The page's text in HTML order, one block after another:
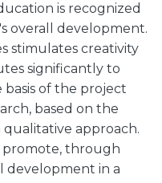
is recognized
overall development.
stimulates creativity
significantly to
of the project
based on the
approach.
promote, through
development in a